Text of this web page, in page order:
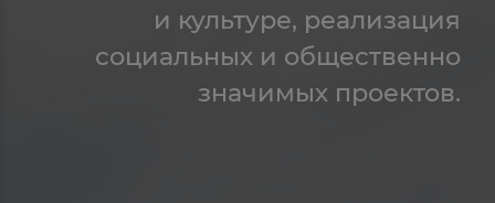
и культуре, реализация
социальных и общественно
значимых проектов.